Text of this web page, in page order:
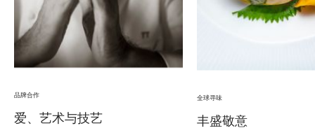
品牌合作
爱、艺术与技艺
全球寻味
丰盛敬意